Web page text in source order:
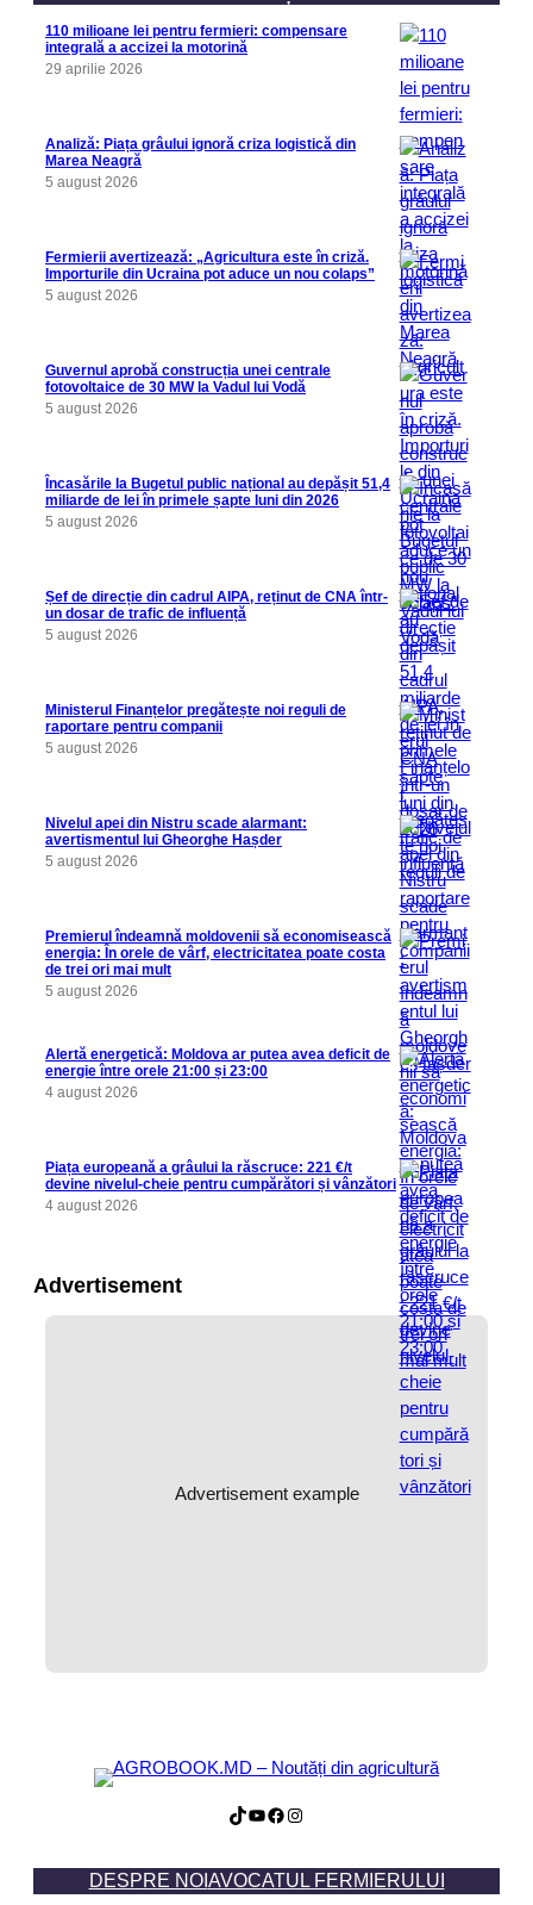
110 milioane lei pentru fermieri: compensare
integrală a accizei la motorină
29 aprilie 2026
Analiză: Piața grâului ignoră criza logistică din
Marea Neagră
5 august 2026
Fermierii avertizează: „Agricultura este în criză.
Importurile din Ucraina pot aduce un nou colaps”
5 august 2026
Guvernul aprobă construcția unei centrale
fotovoltaice de 30 MW la Vadul lui Vodă
5 august 2026
Încasările la Bugetul public național au depășit 51,4
miliarde de lei în primele șapte luni din 2026
5 august 2026
Șef de direcție din cadrul AIPA, reținut de CNA într-
un dosar de trafic de influență
5 august 2026
Ministerul Finanțelor pregătește noi reguli de
raportare pentru companii
5 august 2026
Nivelul apei din Nistru scade alarmant:
avertismentul lui Gheorghe Hașder
5 august 2026
Premierul îndeamnă moldovenii să economisească
energia: În orele de vârf, electricitatea poate costa
de trei ori mai mult
5 august 2026
Alertă energetică: Moldova ar putea avea deficit de
energie între orele 21:00 și 23:00
4 august 2026
Piața europeană a grâului la răscruce: 221 €/t
devine nivelul-cheie pentru cumpărători și vânzători
4 august 2026
Advertisement
Advertisement example
TikTok YouTube Facebook Instagram
DESPRE NOI AVOCATUL FERMIERULUI